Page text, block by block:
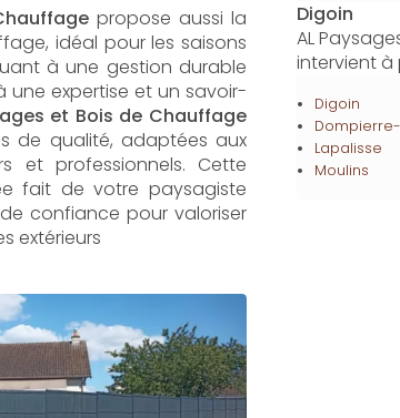
propose aussi la
idéal pour les saisons
à une gestion durable
une expertise et un savoir-
et Bois de Chauffage
de qualité, adaptées aux
et professionnels. Cette
fait de votre paysagiste
confiance pour valoriser
extérieurs
Digoin
AL
intervient à
Digoin
Lapalisse
Moulins